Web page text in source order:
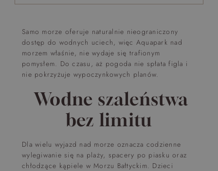
Samo morze oferuje naturalnie nieograniczony
dostęp do wodnych uciech, więc Aquapark nad
morzem właśnie, nie wydaje się trafionym
pomysłem. Do czasu, aż pogoda nie spłata figla i
nie pokrzyżuje wypoczynkowych planów.
Wodne szaleństwa
bez limitu
Dla wielu wyjazd nad morze oznacza codzienne
wylegiwanie się na plaży, spacery po piasku oraz
chłodzące kąpiele w Morzu Bałtyckim. Dzieci